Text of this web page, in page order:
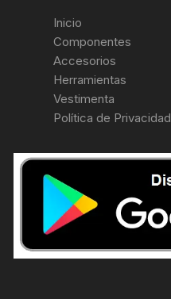
Inicio
Componentes
Accesorios
Herramientas
Vestimenta
Política de Privacidad